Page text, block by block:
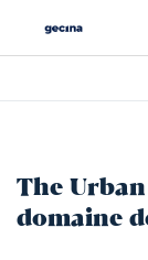
The
domaine